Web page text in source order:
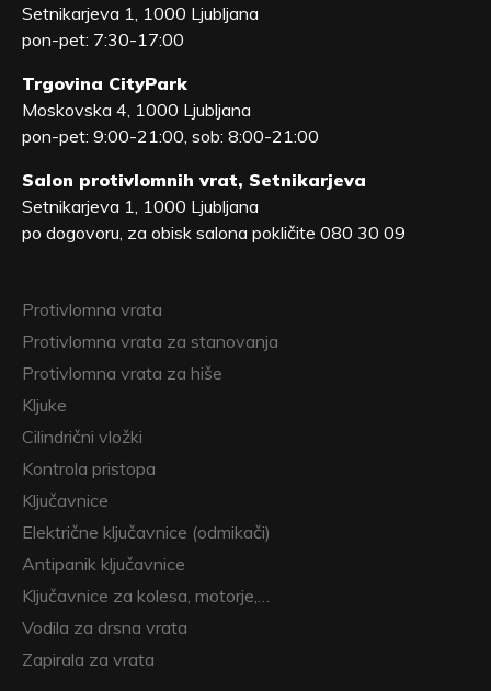
Setnikarjeva 1, 1000 Ljubljana
pon-pet: 7:30-17:00
Trgovina CityPark
Moskovska 4, 1000 Ljubljana
pon-pet: 9:00-21:00, sob: 8:00-21:00
Salon protivlomnih vrat, Setnikarjeva
Setnikarjeva 1, 1000 Ljubljana
po dogovoru, za obisk salona pokličite 080 30 09
Protivlomna vrata
Protivlomna vrata za stanovanja
Protivlomna vrata za hiše
Kljuke
Cilindrični vložki
Kontrola pristopa
Ključavnice
Električne ključavnice (odmikači)
Antipanik ključavnice
Ključavnice za kolesa, motorje,…
Vodila za drsna vrata
Zapirala za vrata